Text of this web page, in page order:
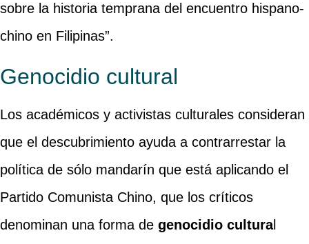
sobre la historia temprana del encuentro hispano-
chino en Filipinas”.
Genocidio cultural
Los académicos y activistas culturales consideran
que el descubrimiento ayuda a contrarrestar la
política de sólo mandarín que está aplicando el
Partido Comunista Chino, que los críticos
denominan una forma de genocidio cultural